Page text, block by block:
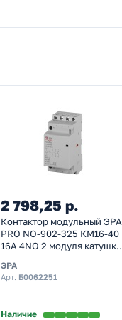
2 798,25 р.
Контактор модульный ЭРА
PRO NO-902-325 КМ16-40
16A 4NO 2 модуля катушка
ЭРА
Арт. Б0062251
Наличие